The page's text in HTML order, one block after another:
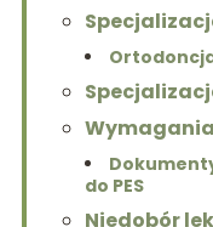
do PES
Niedobór